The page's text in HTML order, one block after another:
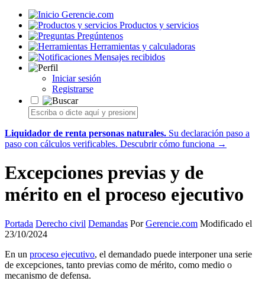
Gerencie.com
Productos y servicios
Pregúntenos
Herramientas y calculadoras
Mensajes recibidos
Iniciar sesión
Registrarse
Liquidador de renta personas naturales. Su declaración paso a
paso con cálculos verificables. Descubrir cómo funciona →
Excepciones previas y de
mérito en el proceso ejecutivo
Portada Derecho civil Demandas PorGerencie.com Modificado el
23/10/2024
En un proceso ejecutivo, el demandado puede interponer una serie
de excepciones, tanto previas como de mérito, como medio o
mecanismo de defensa.